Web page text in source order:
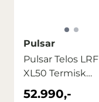
Pulsar
Pulsar Telos LRF
XL50 Termisk
Monokular ...
52.990,-